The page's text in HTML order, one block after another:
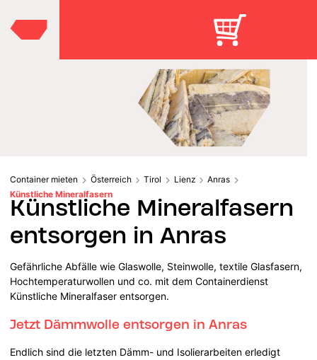
Container mieten Österreich Tirol Lienz
Anras
Künstliche Mineralfasern
Künstliche Mineralfasern
entsorgen in Anras
Gefährliche Abfälle wie Glaswolle, Steinwolle, textile Glasfasern,
Hochtemperaturwollen und co. mit dem Containerdienst
Künstliche Mineralfaser entsorgen.
Jetzt Dämmwolle entsorgen in Anras
Endlich sind die letzten Dämm- und Isolierarbeiten erledigt